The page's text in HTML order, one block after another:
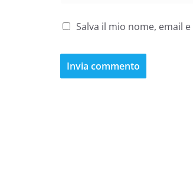
Salva il mio nome, email